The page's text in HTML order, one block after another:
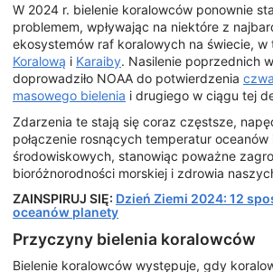
W 2024 r. bielenie koralowców ponownie
problemem, wpływając na niektóre z
ekosystemów raf koralowych na świecie, w
Koralową i Karaiby. Nasilenie poprzednich
doprowadziło NOAA do potwierdzenia
masowego bielenia i drugiego w ciągu tej
Zdarzenia te stają się coraz częstsze,
połączenie rosnących temperatur oceanów
środowiskowych, stanowiąc poważne
bioróżnorodności morskiej i zdrowia
ZAINSPIRUJ SIĘ: Dzień Ziemi 2024: 12
oceanów planety
Przyczyny bielenia koralowców
Bielenie koralowców występuje, gdy